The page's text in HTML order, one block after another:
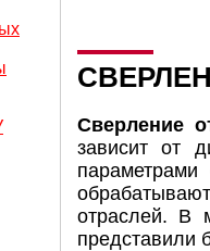
Сверление
зависит от
отраслей. В
представили